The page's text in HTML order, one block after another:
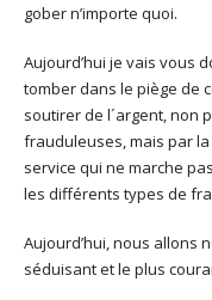
gober n’importe quoi.
Aujourd’hui je vais vous
tomber dans le piège de
soutirer de l´argent, non
frauduleuses, mais par la
service qui ne marche
les différents types de
Aujourd’hui, nous allons
séduisant et le plus